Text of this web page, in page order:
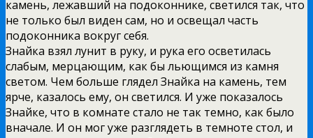
камень, лежавший на подоконнике, светился так, что
не только был виден сам, но и освещал часть
подоконника вокруг себя.
Знайка взял лунит в руку, и рука его осветилась
слабым, мерцающим, как бы льющимся из камня
светом. Чем больше глядел Знайка на камень, тем
ярче, казалось ему, он светился. И уже показалось
Знайке, что в комнате стало не так темно, как было
вначале. И он мог уже разглядеть в темноте стол, и